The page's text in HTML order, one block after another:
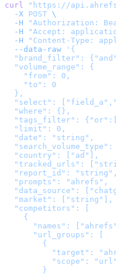
curl " https://
  -X
POST \
  -H
"Authorization:
  -H
"Accept:
  -H
"Content-Type:
  --data-raw
' {
"brand_filter":
  "volume_range": {
    "from": 0,
    "to": 0
  },
"select":
  "where": {},
"tags_filter":
  "limit": 0,
  "date": "string",
"search_volume_type":
  "country": ["ad"],
"tracked_urls":
  "report_id": "string",
  "prompts": "ahrefs",
"data_source":
  "market": ["string"],
  "competitors": [
    {
"names":
      "url_groups": [
        {
"target":
          "scope": "url"
        }